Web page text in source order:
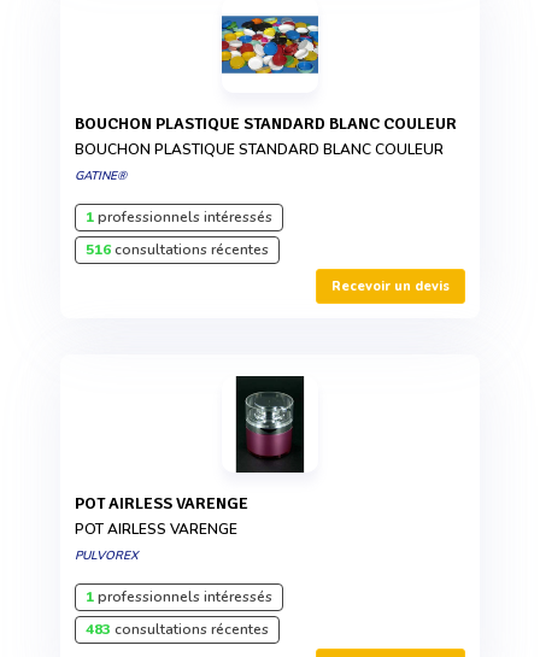
BOUCHON PLASTIQUE STANDARD BLANC COULEUR
BOUCHON PLASTIQUE STANDARD BLANC COULEUR
GATINE®
1professionnels intéressés
516consultations récentes
Recevoir un devis
POT AIRLESS VARENGE
POT AIRLESS VARENGE
PULVOREX
1professionnels intéressés
483 consultations récentes